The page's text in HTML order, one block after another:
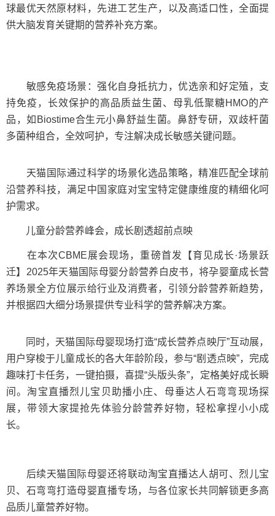
球最优天然原材料，先进工艺生产，以及高适口性，全面提
供大脑发育关键期的营养补充方案。
敏感免疫场景：强化自身抵抗力，优选亲和好定殖，支
持免疫，长效保护的高品质益生菌、母乳低聚糖HMO的产
品，如Biostime合生元小鼻舒益生菌。鼻舒专研，双歧杆菌
多菌种组合，全效呵护，专注解决成长敏感关键问题。
天猫国际通过科学的场景化选品策略，精准匹配全球前
沿营养科技，满足中国家庭对宝宝特定健康维度的精细化呵
护需求。
儿童分龄营养峰会，成长剧透超前点映
在本次CBME展会现场，重磅首发【育见成长·场景跃
迁】2025年天猫国际母婴分龄营养白皮书，将孕婴童成长营
养场景全方位展示给行业及消费者，引领分龄营养新趋势，
并根据四大细分场景提供专业科学的营养解决方案。
同时，天猫国际母婴现场打造“成长营养点映厅”互动展，
用户穿梭于儿童成长的各大年龄阶段，参与“剧透点映”，完成
趣味打卡任务，一键拍摄，喜提“头版头条”，定格美好成长瞬
间。淘宝直播烈儿宝贝助播小庄、母垂达人石弯弯现场探
展，带领大家提抢先体验分龄营养好物，轻松拿捏小小成
长。
后续天猫国际母婴还将联动淘宝直播达人胡可、烈儿宝
贝、石弯弯打造母婴直播专场，与各位家长共同解锁更多高
品质儿童营养好物。